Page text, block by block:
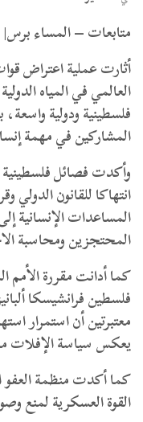
متابعات – المساء برس|
أثارت عملية اعتراض
العالمي في المياه
فلسطينية ودولية
المشاركين في مهمة
وأكدت فصائل
انتهاكا للقانون
المساعدات الإنسانية
المحتجزين ومحاسبة
كما أدانت مقررة
فلسطين فرانشيسكا
معتبرتين أن استمرار
يعكس سياسة الإفلات
كما أكدت منظمة العفو
القوة العسكرية لمنع